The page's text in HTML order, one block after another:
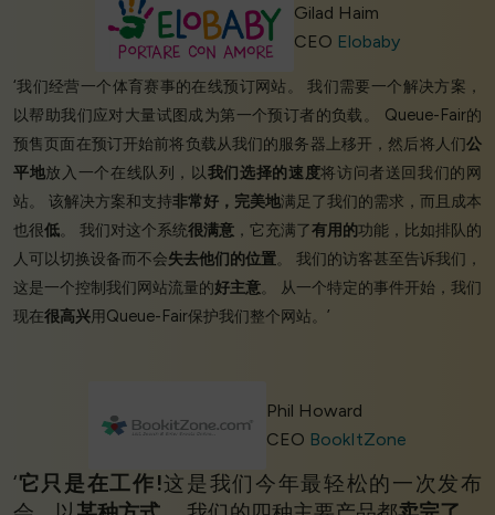
Gilad Haim
CEO Elobaby
‘我们经营一个体育赛事的在线预订网站。 我们需要一个解决方案，
以帮助我们应对大量试图成为第一个预订者的负载。 Queue-Fair的
预售页面在预订开始前将负载从我们的服务器上移开，然后将人们公
平地放入一个在线队列，以我们选择的速度将访问者送回我们的网
站。 该解决方案和支持非常好，完美地满足了我们的需求，而且成本
也很低。 我们对这个系统很满意 ，它充满了有用的功能，比如排队的
人可以切换设备而不会失去他们的位置。 我们的访客甚至告诉我们，
这是一个控制我们网站流量的好主意。 从一个特定的事件开始，我们
现在很高兴用Queue-Fair保护我们整个网站。’
Phil Howard
CEO BookItZone
‘它只是在工作!这是我们今年最轻松的一次发布